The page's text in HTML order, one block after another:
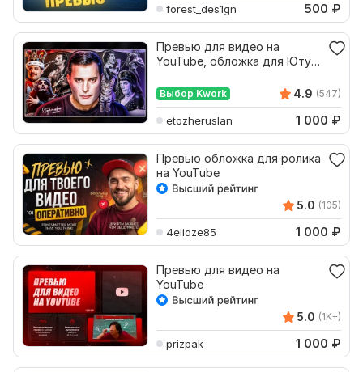
forest_des1gn 500 ₽
Превью для видео на
YouTube, обложка для Ютуб,
Выбор Kwork 4.9 (547)
etozheruslan 1 000 ₽
Превью обложка для ролика
на YouTube
5.0 (105)
4elidze85 1 000 ₽
Превью для видео на
YouTube
5.0 (1K+)
prizpak 1 000 ₽